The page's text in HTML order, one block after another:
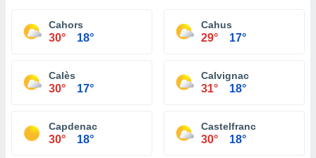
Cahors
30° 18°
Cahus
29° 17°
Calès
30° 17°
Calvignac
31° 18°
Capdenac
30° 18°
Castelfranc
30° 18°